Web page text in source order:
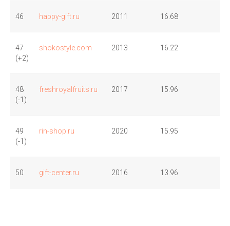
46 happy-gift.ru 2011 16.68
47
(+2)
shokostyle.com 2013 16.22
48
(-1)
freshroyalfruits.ru 2017 15.96
49
(-1)
rin-shop.ru 2020 15.95
50 gift-center.ru 2016 13.96